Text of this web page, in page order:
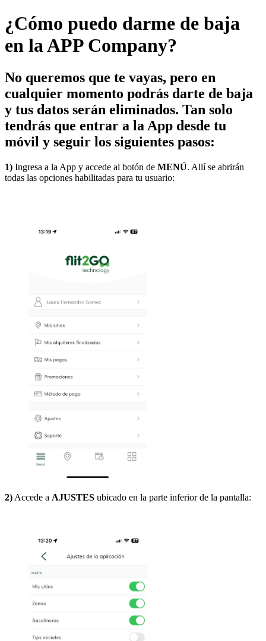
¿Cómo puedo darme de baja
en la APP Company?
No queremos que te vayas, pero en
cualquier momento podrás darte de baja
y tus datos serán eliminados. Tan solo
tendrás que entrar a la App desde tu
móvil y seguir los siguientes pasos:
1) Ingresa a la App y accede al botón de MENÚ. Allí se abrirán
todas las opciones habilitadas para tu usuario:
2) Accede a AJUSTES ubicado en la parte inferior de la pantalla: